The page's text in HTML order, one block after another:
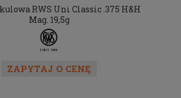
RWS Uni Classic .375 H&H
Mag. 19,5g
ZAPYTAJ O CENĘ